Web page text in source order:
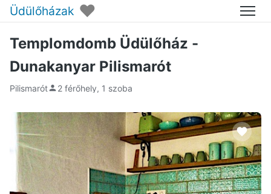
Üdülőházak ♥ Menü
Templomdomb Üdülőház -
Dunakanyar Pilismarót
Pilismarót 2 férőhely, 1 szoba